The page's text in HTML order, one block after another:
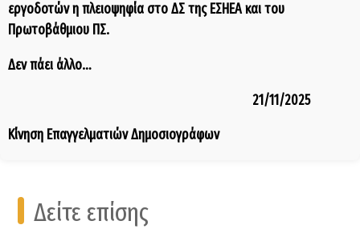
εργοδοτών η πλειοψηφία στο ΔΣ της ΕΣΗΕΑ και του
Πρωτοβάθμιου ΠΣ.
Δεν πάει άλλο…
21/11/2025
Κίνηση Επαγγελματιών Δημοσιογράφων
Δείτε επίσης